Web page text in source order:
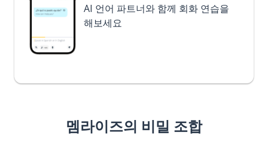
AI 언어 파트너와 함께 회화 연습을
해보세요
멤라이즈의 비밀 조합